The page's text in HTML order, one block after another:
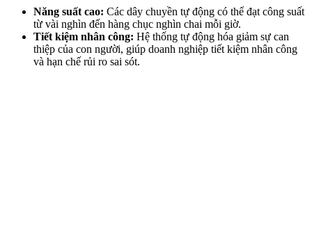
Năng suất cao: Các dây chuyền tự động có thể đạt công suất
từ vài nghìn đến hàng chục nghìn chai mỗi giờ.
Tiết kiệm nhân công: Hệ thống tự động hóa giảm sự can
thiệp của con người, giúp doanh nghiệp tiết kiệm nhân công
và hạn chế rủi ro sai sót.